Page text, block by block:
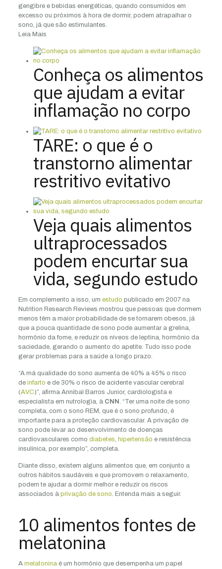
gengibre e bebidas energéticas, quando consumidos em
excesso ou próximos à hora de dormir, podem atrapalhar o
sono, já que são estimulantes.
Leia Mais
Conheça os alimentos
que ajudam a evitar
inflamação no corpo
TARE: o que é o
transtorno alimentar
restritivo evitativo
Veja quais alimentos
ultraprocessados
podem encurtar sua
vida, segundo estudo
Em complemento a isso, um estudo publicado em 2007 na
Nutrition Research Reviews mostrou que pessoas que dormem
menos têm a maior probabilidade de se tornarem obesos, já
que a pouca quantidade de sono pode aumentar a grelina,
hormônio da fome, e reduzir os níveos de leptina, hormônio da
saciedade, gerando o aumento do apetite. Tudo isso pode
gerar problemas para a saúde a longo prazo.
“A má qualidade do sono aumenta de 40% a 45% o risco
de infarto e de 30% o risco de acidente vascular cerebral
(AVC)”, afirma Annibal Barros Junior, cardiologista e
especialista em nutrologia, à CNN . “Ter uma noite de sono
completa, com o sono REM, que é o sono profundo, é
importante para a proteção cardiovascular. A privação de
sono pode levar ao desenvolvimento de doenças
cardiovasculares como diabetes, hipertensão e resistência
insulínica, por exemplo”, completa.
Diante disso, existem alguns alimentos que, em conjunto a
outros hábitos saudáveis e que promovem o relaxamento,
podem te ajudar a dormir melhor e reduzir os riscos
associados à privação de sono. Entenda mais a seguir.
10 alimentos fontes de
melatonina
A melatoninaé um hormônio que desempenha um papel